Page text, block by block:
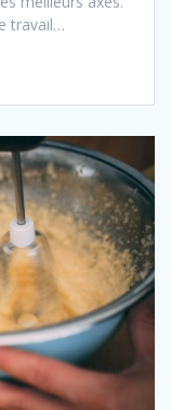
travail…